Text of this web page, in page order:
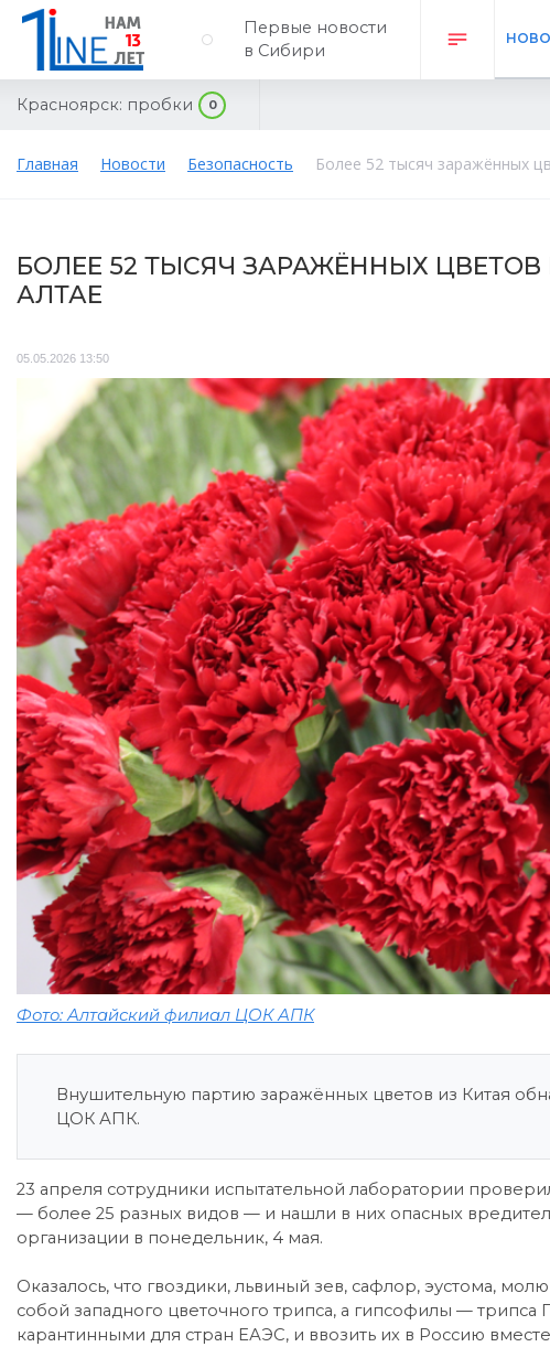
Первые новости
в Сибири
Красноярск: пробки 0
Главная Новости Безопасность Более 52 тысяч заражённых
БОЛЕЕ 52 ТЫСЯЧ ЗАРАЖЁННЫХ
АЛТАЕ
05.05.2026 13:50
Фото: Алтайский филиал ЦОК АПК
Внушительную партию заражённых цветов из Китая
ЦОК АПК.
23 апреля сотрудники испытательной лаборатории
— более 25 разных видов — и нашли в них опасных
организации в понедельник, 4 мая.
Оказалось, что гвоздики, львиный зев, сафлор, эустома,
собой западного цветочного трипса, а гипсофилы — трипса
карантинными для стран ЕАЭС, и ввозить их в Россию